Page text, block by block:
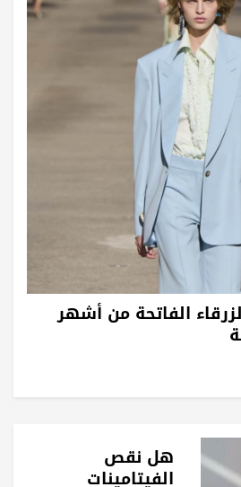
الفاتحة من أشهر
هل نقص
الفيتامينات